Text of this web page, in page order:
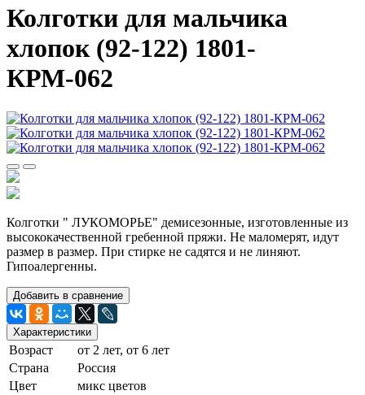
Колготки для мальчика
хлопок (92-122) 1801-
КРМ-062
Колготки " ЛУКОМОРЬЕ" демисезонные, изготовленные из
высококачественной гребенной пряжи. Не маломерят, идут
размер в размер. При стирке не садятся и не линяют.
Гипоалергенны.
Добавить в сравнение
Характеристики
Возраст
от 2 лет, от 6 лет
Страна
Россия
Цвет
микс цветов